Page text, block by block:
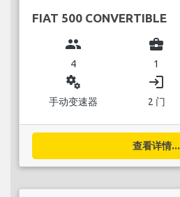
FIAT 500 CONVERTIBLE
group
4
business_center
1
miscellaneous_services
手动变速器
login
2 门
查看详情...